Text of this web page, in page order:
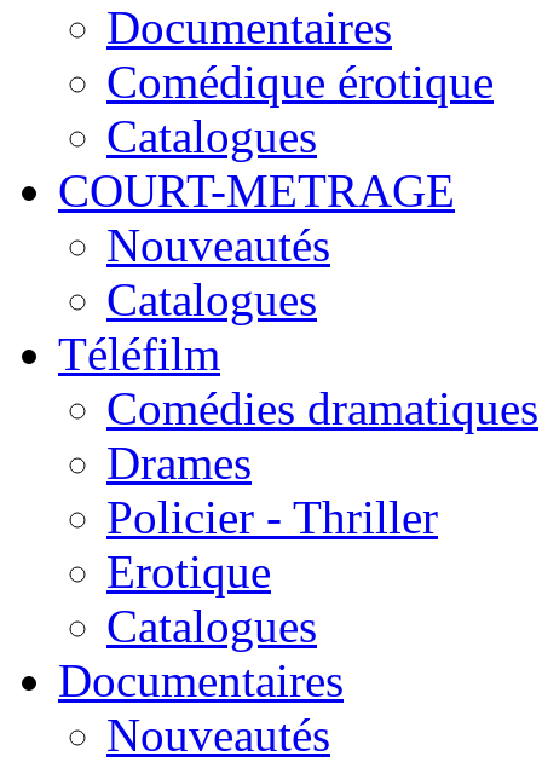
Documentaires
Comédique érotique
Catalogues
COURT-METRAGE
Nouveautés
Catalogues
Téléfilm
Comédies dramatiques
Drames
Policier - Thriller
Erotique
Catalogues
Documentaires
Nouveautés